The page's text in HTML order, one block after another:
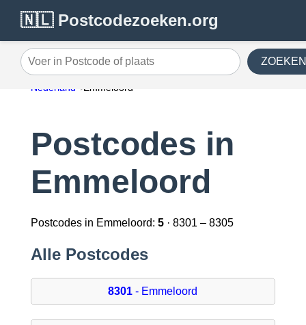
🇳🇱 Postcodezoeken.org
Voer in Postcode of plaats ZOEKEN
Nederland Emmeloord
Postcodes in
Emmeloord
Postcodes in Emmeloord: 5· 8301 – 8305
Alle Postcodes
8301 - Emmeloord